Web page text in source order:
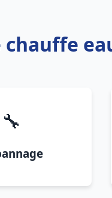
chauffe
🔧